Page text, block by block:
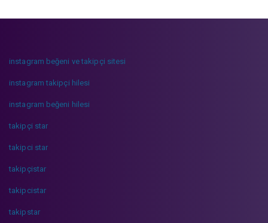
instagram beğeni ve takipçi sitesi
instagram takipçi hilesi
instagram beğeni hilesi
takipçi star
takipci star
takipçistar
takipcistar
takipstar